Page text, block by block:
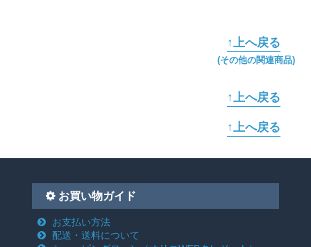
↑上へ戻る
(その他の関連商品)
↑上へ戻る
↑上へ戻る
お買い物ガイド
お支払い方法
配送・送料について